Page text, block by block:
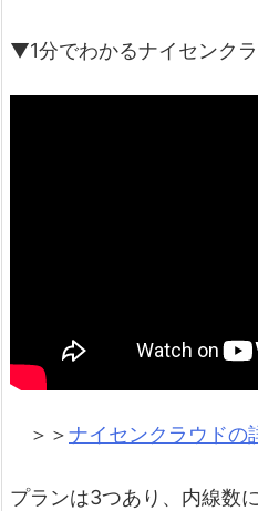
▼1分でわかるナイセンク
＞＞ナイセンクラウドの
プランは3つあり、内線数